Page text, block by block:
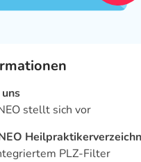
stellt sich vor
PLZ-Filter